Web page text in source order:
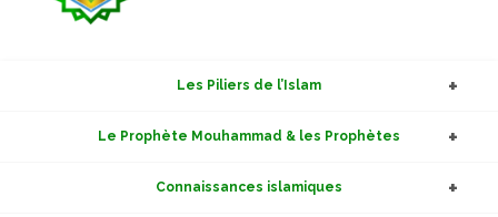
Les Piliers de l’Islam
Le Prophète Mouhammad & les Prophètes
Connaissances islamiques